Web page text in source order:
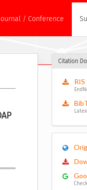
/ Conference
Citation
RIS